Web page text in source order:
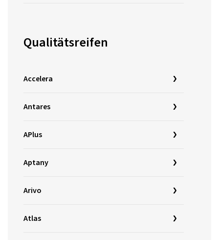
Qualitätsreifen
Accelera
Antares
APlus
Aptany
Arivo
Atlas